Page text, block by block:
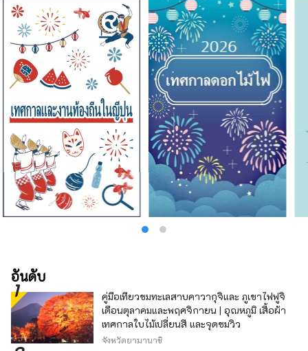
ฤดูใบไม้ผลิ'' ที่มีชื่อเสียงระดับโลก และ ``การ
ปล่อยน้ำเที่ยวชมเขื่อนคุโรเบะ'' ใน ฤดูร้อนและ
ต้อนรับนักท่องเที่ยวปีละเกือบ 1 ล้านคน อีกทั้งยัง
เป็นเมืองที่ นอกจากนี้เรายังมีผู้เยี่ยมชมจำนวน
มากที่มาเยือนเทือกเขาแอลป์ทางตอนเหนือ ซึ่งเป็น
เทือกเขาที่มีความสูง 3,000 เมตร รวมถึงนักท่อง
เที่ยวที่เพลิดเพลินกับกิจกรรมทางน้ำ การตั้งแคมป์
และซาวน่าที่ทะเลสาบอาโอกิ ทะเลสาบนาคัตสึนะ
และทะเลสาบคิซากิในชินาโนะโอมาจิ ที่น้ำสวยมา
สุ ชินาโนะ โอมาจิตั้งอยู่ทางตะวันตกเฉียงเหนือ
ของจังหวัดนากาโน่ โดยมีเมืองนากาโน่ทางทิศ
ตะวันออก จังหวัดโทยามะทางทิศตะวันตก เมือ
งมัตสึโมโตะทางทิศใต้ และหมู่บ้านฮาคุบะทางทิศ
เหนือ ทำให้สะดวกยิ่งขึ้นที่จะใช้เป็นฐานสำหรับ
การท่องเที่ยวของคุณ การเดินทาง เราอยากให้
ผู้คนทั่วโลกได้รู้จักเมืองแห่งนี้ซึ่งมีเสน่ห์มากมาย
เช่น อาหารท้องถิ่น เช่น โซบะ เนื้อสัตว์ป่า และผัก
คุณสามารถแบ่งปันสถานที่ท่องเที่ยวของคุณกับ
เราโดยใช้ #shinanoomachi ขอบคุณ.
อันดับ
คู่มือเที่ยวชมทะเลสาบคาวากุจิและ ภูเขาไฟฟูจิ
เดือนตุลาคมและพฤศจิกายน | อุณหภูมิ เสื้อผ้า
เทศกาลใบไม้เปลี่ยนสี และจุดชมวิว
จังหวัดยามานาชิ